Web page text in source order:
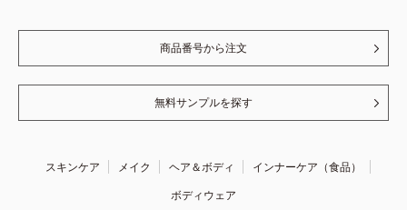
商品番号から注文
無料サンプルを探す
スキンケア メイク ヘア＆ボディ
インナーケア（食品）
ボディウェア